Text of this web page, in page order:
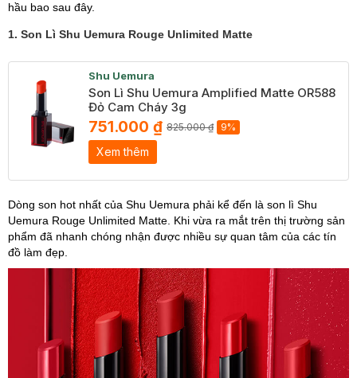
hầu bao sau đây.
1. Son Lì Shu Uemura Rouge Unlimited Matte
Shu Uemura
Son Lì Shu Uemura Amplified Matte OR588
Đỏ Cam Cháy 3g
751.000 ₫ 825.000 ₫ 9%
Xem thêm
Dòng son hot nhất của Shu Uemura phải kể đến là son lì Shu
Uemura Rouge Unlimited Matte. Khi vừa ra mắt trên thị trường sản
phẩm đã nhanh chóng nhận được nhiều sự quan tâm của các tín
đồ làm đẹp.